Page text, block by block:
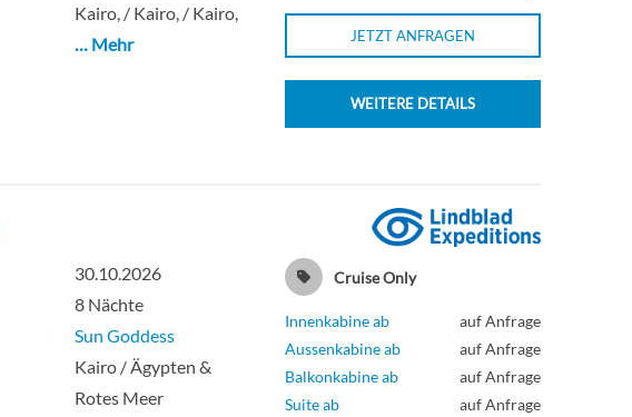
Kairo, / Kairo, / Kairo,
… Mehr
JETZT ANFRAGEN
WEITERE DETAILS
30.10.2026
8 Nächte
Sun Goddess
Kairo / Ägypten &
Rotes Meer
Cruise Only
Innenkabine ab
auf Anfrage
Aussenkabine ab
auf Anfrage
Balkonkabine ab
auf Anfrage
Suite ab
auf Anfrage